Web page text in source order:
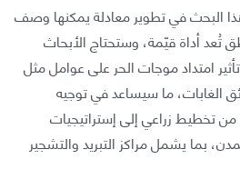
البحث في تطوير معادلة يمكنها وصف
تُعد أداة قيّمة، وستحتاج الأبحاث
امتداد موجات الحر على عوامل مثل
الغابات، ما سيساعد في توجيه
من تخطيط زراعي إلى إستراتيجيات
بما يشمل مراكز التبريد والتشجير